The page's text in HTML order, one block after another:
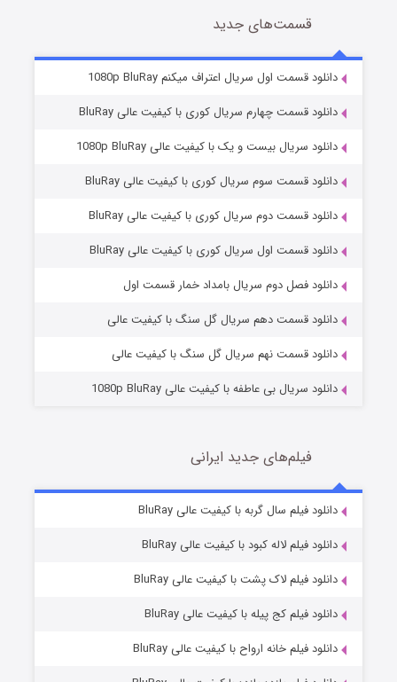
سریال زشت
قسمت2 (زیرنویس) منتشر شد
مردگان متحرک: شهر مرده ۳
قسمت2 (زیرنویس) منتشر شد
قسمت7 (زیرنویس) منتشر شد
قسمت‌های جدید
دانلود قسمت اول سریال اعتراف میکنم 1080p BluRay
دانلود قسمت چهارم سریال کوری با کیفیت عالی BluRay
دانلود سریال بیست و یک با کیفیت عالی 1080p BluRay
دانلود قسمت سوم سریال کوری با کیفیت عالی BluRay
دانلود قسمت دوم سریال کوری با کیفیت عالی BluRay
دانلود قسمت اول سریال کوری با کیفیت عالی BluRay
دانلود فصل دوم سریال بامداد خمار قسمت اول
دانلود قسمت دهم سریال گل سنگ با کیفیت عالی
دانلود قسمت نهم سریال گل سنگ با کیفیت عالی
دانلود سریال بی عاطفه با کیفیت عالی 1080p BluRay
فیلم‌های جدید ایرانی
دانلود فیلم سال گربه با کیفیت عالی BluRay
دانلود فیلم لاله کبود با کیفیت عالی BluRay
دانلود فیلم لاک پشت با کیفیت عالی BluRay
دانلود فیلم کج‌ پیله با کیفیت عالی BluRay
دانلود فیلم خانه ارواح با کیفیت عالی BluRay